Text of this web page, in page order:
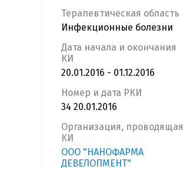
Терапевтическая область
Инфекционные болезни
Дата начала и окончания
КИ
20.01.2016 - 01.12.2016
Номер и дата РКИ
34 20.01.2016
Организация, проводящая
КИ
ООО "НАНОФАРМА
ДЕВЕЛОПМЕНТ"